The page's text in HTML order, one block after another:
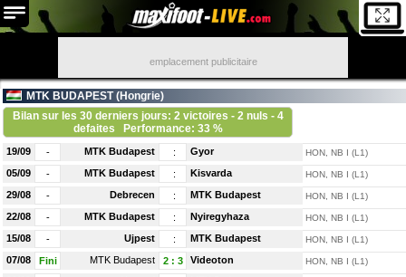
emplacement publicitaire
MTK BUDAPEST (Hongrie)
Bilan sur les 30 derniers jours: 2 victoires - 2 nuls - 4
defaites
Performance: 33 %
19/09 - MTK Budapest : Gyor HON, NB I (L1)
05/09 - MTK Budapest : Kisvarda HON, NB I (L1)
29/08 - Debrecen : MTK Budapest HON, NB I (L1)
22/08 - MTK Budapest : Nyiregyhaza HON, NB I (L1)
15/08 - Ujpest : MTK Budapest HON, NB I (L1)
07/08 Fini MTK Budapest 2: 3 Videoton HON, NB I (L1)